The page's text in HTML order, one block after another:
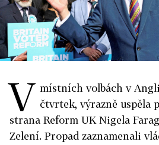
V místních volbách v
čtvrtek, výrazně uspěla
strana Reform UK Nigela
Zelení. Propad zaznamenali